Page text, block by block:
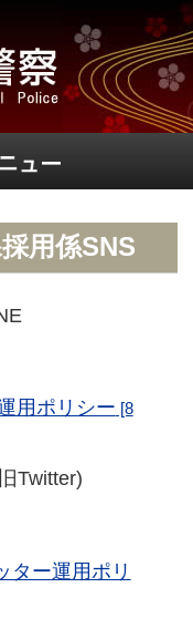
用係SNS
用ポリシー [8
Twitter)
ター運用ポリ